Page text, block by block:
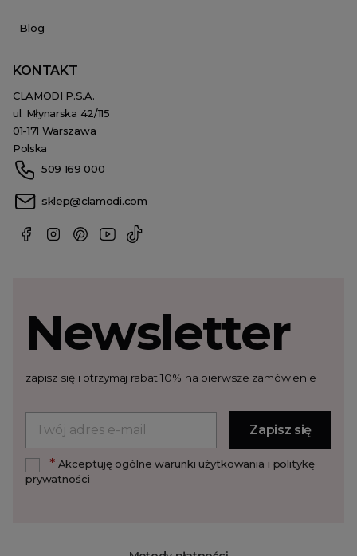
Blog
KONTAKT
CLAMODI P.S.A.
ul. Młynarska 42/115
01-171 Warszawa
Polska
509 169 000
sklep@clamodi.com
Newsletter
zapisz się i otrzymaj rabat 10% na pierwsze zamówienie
*Akceptuję ogólne warunki użytkowania i politykę
prywatności